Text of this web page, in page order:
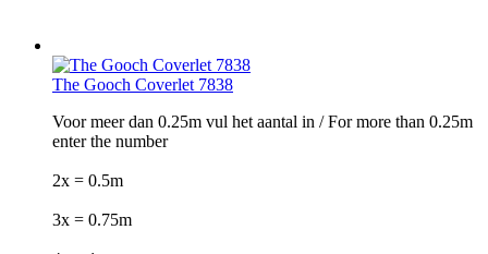
The Gooch Coverlet 7838
Voor meer dan 0.25m vul het aantal in / For more than 0.25m
enter the number
2x = 0.5m
3x = 0.75m